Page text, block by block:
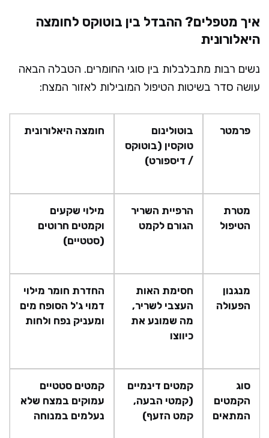
איך מטפלים? ההבדל בין בוטוקס לחומצה
היאלורונית
נשים רבות מתבלבלות בין סוגי החומרים. הטבלה הבאה
עושה סדר בשיטות הטיפול המובילות לאזור המצח:
פרמטר
בוטולינום
טוקסין (בוטוקס
/ דיספורט)
חומצה היאלורונית
מטרת
הטיפול
הרפיית השריר
הגורם לקמט
מילוי שקעים
וקמטים חרוטים
(סטטיים)
מנגנון
הפעולה
חסימת האות
העצבי לשריר,
מה שמונע את
כיווצו
החדרת חומר מילוי
דמוי ג'ל הסופח מים
ומעניק נפח ולחות
סוג
הקמטים
המתאים
קמטים דינמיים
(קמטי הבעה,
קמט הזעף)
קמטים סטטיים
עמוקים במצח שלא
נעלמים במנוחה